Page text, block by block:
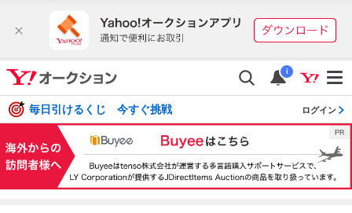
i
毎日引けるくじ 今すぐ挑戦 ログイン